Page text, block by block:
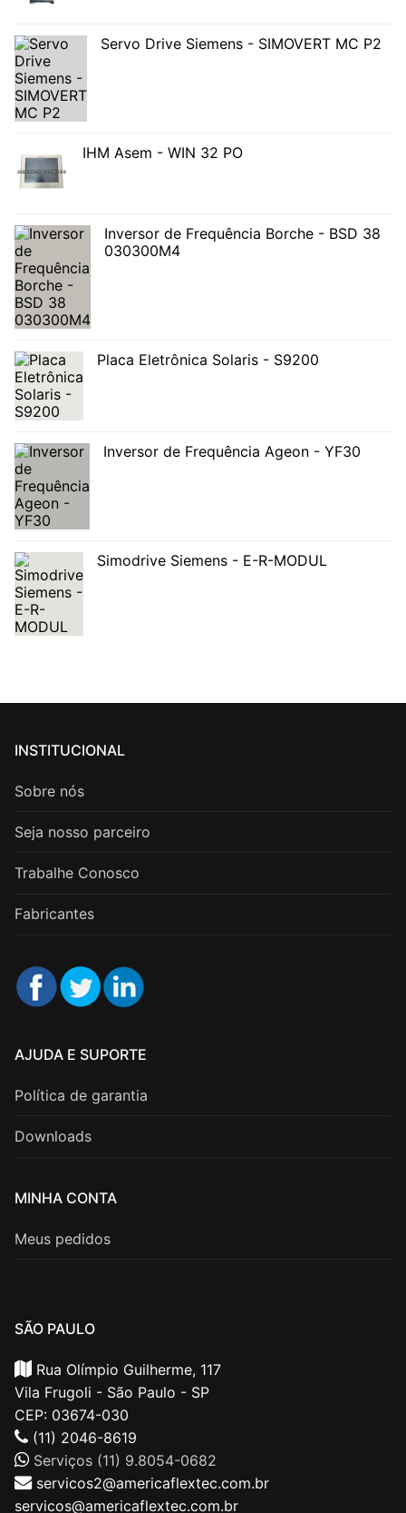
Servo Drive Siemens - SIMOVERT MC P2
IHM Asem - WIN 32 PO
Inversor de Frequência Borche - BSD 38
030300M4
Placa Eletrônica Solaris - S9200
Inversor de Frequência Ageon - YF30
Simodrive Siemens - E-R-MODUL
INSTITUCIONAL
Sobre nós
Seja nosso parceiro
Trabalhe Conosco
Fabricantes
AJUDA E SUPORTE
Política de garantia
Downloads
MINHA CONTA
Meus pedidos
SÃO PAULO
Rua Olímpio Guilherme, 117
Vila Frugoli - São Paulo - SP
CEP: 03674-030
(11) 2046-8619
Serviços (11) 9.8054-0682
servicos2@americaflextec.com.br
servicos@americaflextec.com.br